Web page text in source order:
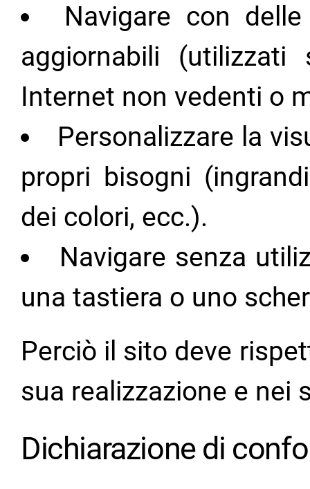
Navigare con
aggiornabili
Internet non vedenti o
Personalizzare la
propri bisogni
dei colori, ecc.).
Navigare senza
una tastiera o uno
Perciò il sito deve
sua realizzazione e nei
Dichiarazione di